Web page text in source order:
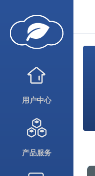
用户中心
产品服务